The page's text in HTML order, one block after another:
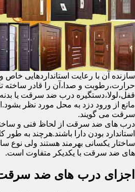
سازنده آن با رعایت استانداردهایی
حرارت،رطوبت و صدا،آن را قادر ساخته تا
قفل،لولا،دستگیره درب ضد سرقت یا
مانع از ورود دزد به محل مورد نظر
سرقت می گویند.
درب های ضد سرقت از لحاظ فنی و
استاندارد بودن دارا باشند.هرچند به
ساختار یکسانی بهرمند هستند ولی
های ضد سرقت با یکدیکر متفاوت است.
اجزای درب های ضد